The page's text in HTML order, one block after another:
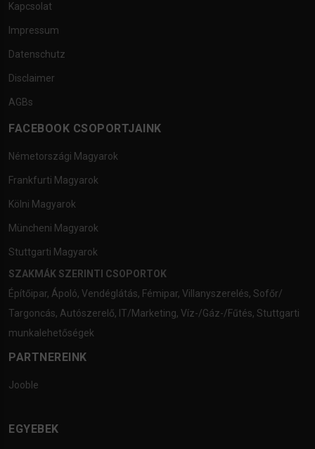
Kapcsolat
Impressum
Datenschutz
Disclaimer
AGBs
FACEBOOK CSOPORTJAINK
Németországi Magyarok
Frankfurti Magyarok
Kölni Magyarok
Müncheni Magyarok
Stuttgarti Magyarok
SZAKMÁK SZERINTI CSOPORTOK
Építőipar, Ápoló, Vendéglátás, Fémipar, Villanyszerelés, Sofőr/
Targoncás, Autószerelő, IT/Marketing, Víz-/Gáz-/Fűtés, Stuttgarti
munkalehetőségek
PARTNEREINK
Jooble
EGYEBEK